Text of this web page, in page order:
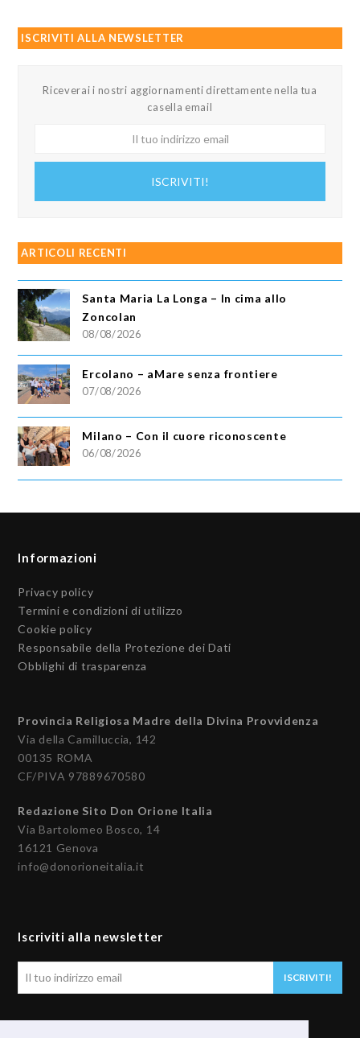
ISCRIVITI ALLA NEWSLETTER
Riceverai i nostri aggiornamenti direttamente nella tua
casella email
ISCRIVITI!
ARTICOLI RECENTI
Santa Maria La Longa – In cima allo
Zoncolan
08/08/2026
Ercolano – aMare senza frontiere
07/08/2026
Milano – Con il cuore riconoscente
06/08/2026
Informazioni
Privacy policy
Termini e condizioni di utilizzo
Cookie policy
Responsabile della Protezione dei Dati
Obblighi di trasparenza
Provincia Religiosa Madre della Divina Provvidenza
Via della Camilluccia, 142
00135 ROMA
CF/PIVA 97889670580
Redazione Sito Don Orione Italia
Via Bartolomeo Bosco, 14
16121 Genova
info@donorioneitalia.it
Iscriviti alla newsletter
ISCRIVITI!